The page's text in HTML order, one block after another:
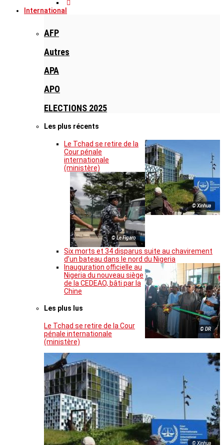
International
AFP
Autres
APA
APO
ELECTIONS 2025
Les plus récents
© Xinhua
Le Tchad se retire de la
Cour pénale
internationale
(ministère)
© Le Figaro
Six morts et 34 disparus suite au chavirement
d’un bateau dans le nord du Nigeria
© DR
Inauguration officielle au
Nigeria du nouveau siège
de la CEDEAO, bâti par la
Chine
Les plus lus
Le Tchad se retire de la Cour
pénale internationale
(ministère)
© Xinhua